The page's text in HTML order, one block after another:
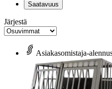
Saatavuus
Järjestä
Asiakasomistaja-